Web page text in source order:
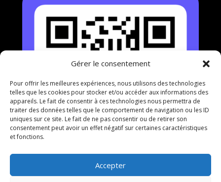
Gérer le consentement
Pour offrir les meilleures expériences, nous utilisons des technologies
telles que les cookies pour stocker et/ou accéder aux informations des
appareils. Le fait de consentir à ces technologies nous permettra de
traiter des données telles que le comportement de navigation ou les ID
uniques sur ce site. Le fait de ne pas consentir ou de retirer son
consentement peut avoir un effet négatif sur certaines caractéristiques
et fonctions.
Accepter